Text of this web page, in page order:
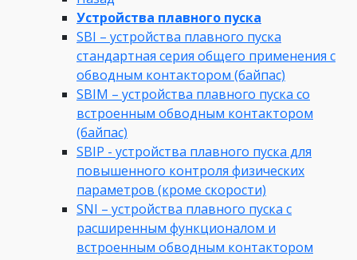
Устройства плавного пуска
SBI – устройства плавного пуска
стандартная серия общего применения с
обводным контактором (байпас)
SBIM – устройства плавного пуска со
встроенным обводным контактором
(байпас)
SBIP - устройства плавного пуска для
повышенного контроля физических
параметров (кроме скорости)
SNI – устройства плавного пуска с
расширенным функционалом и
встроенным обводным контактором